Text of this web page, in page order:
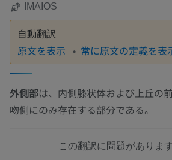
IMAIOS
自動翻訳
原文を表示 常に原文の定義を表
外側部は、内側膝状体および上丘の
吻側にのみ存在する部分である。
この翻訳に問題がありま